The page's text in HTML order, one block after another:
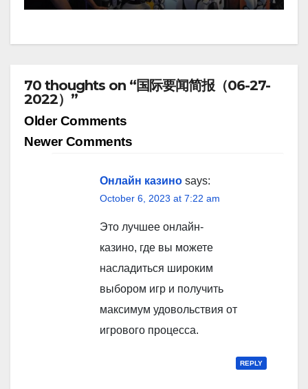
70 thoughts on “国际要闻简报（06-27-
2022）”
Comment
navigation
Older Comments
Newer Comments
Онлайн казино says:
October 6, 2023 at 7:22 am
Это лучшее онлайн-
казино, где вы можете
насладиться широким
выбором игр и получить
максимум удовольствия от
игрового процесса.
REPLY